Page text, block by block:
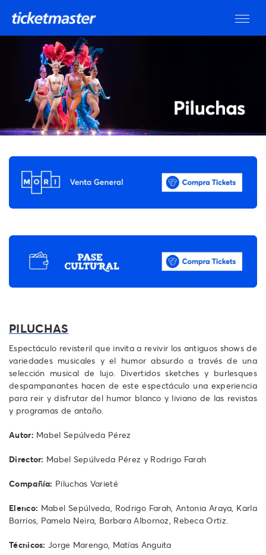
PILUCHAS
Espectáculo revisteril que invita a revivir los antiguos shows de
variedades musicales y el humor absurdo a través de una
selección musical de lujo. Divertidos sketches y burlesques
despampanantes hacen de este espectáculo una experiencia
para reir y disfrutar del humor blanco y liviano de las revistas
y programas de antaño.
Autor: Mabel Sepúlveda Pérez
Director: Mabel Sepúlveda Pérez y Rodrigo Farah
Compañía: Piluchas Varieté
Elenco: Mabel Sepúlveda, Rodrigo Farah, Antonia Araya, Karla
Barrios, Pamela Neira, Barbara Albornoz, Rebeca Ortiz.
Técnicos: Jorge Marengo, Matías Anguita